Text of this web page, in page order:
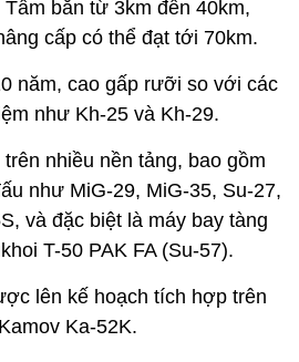
bắn từ 3km đến 40km,
cấp có thể đạt tới 70km.
năm, cao gấp rưỡi so với các
như Kh-25 và Kh-29.
nhiều nền tảng, bao gồm
như MiG-29, MiG-35, Su-27,
và đặc biệt là máy bay tàng
T-50 PAK FA (Su-57).
lên kế hoạch tích hợp trên
Ka-52K.